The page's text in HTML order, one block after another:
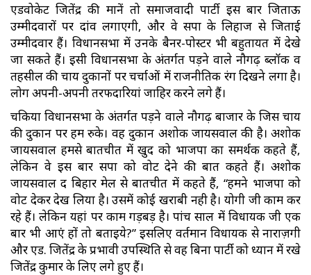
एडवोकेट जितेंद्र की मानें तो समाजवादी पार्टी इस बार जिताऊ
उम्मीदवारों पर दांव लगाएगी, और वे सपा के लिहाज से जिताई
उम्मीदवार हैं। विधानसभा में उनके बैनर-पोस्टर भी बहुतायत में देखे
जा सकते हैं। इसी विधानसभा के अंतर्गत पड़ने वाले नौगढ़ ब्लॉक व
तहसील की चाय दुकानों पर चर्चाओं में राजनीतिक रंग दिखने लगा है।
लोग अपनी-अपनी तरफदारियां जाहिर करने लगे हैं।
चकिया विधानसभा के अंतर्गत पड़ने वाले नौगढ़ बाजार के जिस चाय
की दुकान पर हम रुके। वह दुकान अशोक जायसवाल की है। अशोक
जायसवाल हमसे बातचीत में खुद को भाजपा का समर्थक कहते हैं,
लेकिन वे इस बार सपा को वोट देने की बात कहते हैं। अशोक
जायसवाल द बिहार मेल से बातचीत में कहते हैं, “हमने भाजपा को
वोट देकर देख लिया है। उसमें कोई खराबी नही है। योगी जी काम कर
रहे हैं। लेकिन यहां पर काम गड़बड़ है। पांच साल में विधायक जी एक
बार भी आएं हों तो बताइये?” इसलिए वर्तमान विधायक से नाराज़गी
और एड. जितेंद्र के प्रभावी उपस्थिति से वह बिना पार्टी को ध्यान में रखे
जितेंद्र कुमार के लिए लगे हुए हैं।